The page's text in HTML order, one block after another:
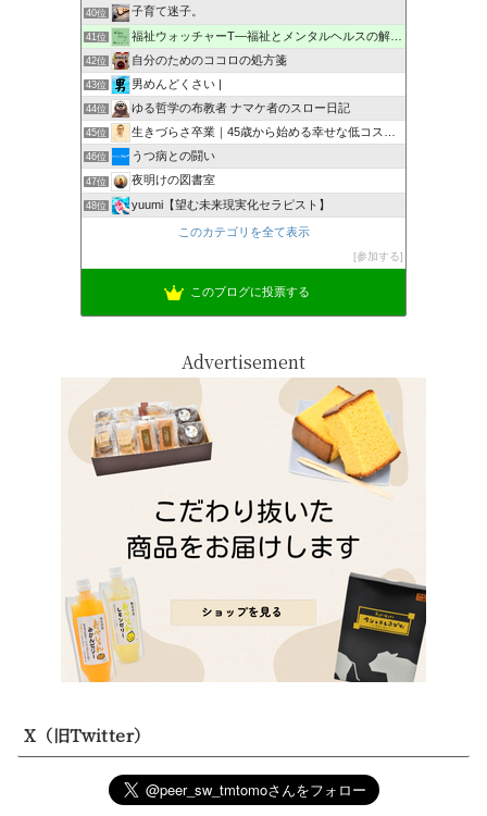
40位 子育て迷子。
41位 福祉ウォッチャーT―福祉とメンタルヘルスの解説・研究ブログ
42位 自分のためのココロの処方箋
43位 男めんどくさい |
44位 ゆる哲学の布教者 ナマケ者のスロー日記
45位 生きづらさ卒業｜45歳から始める幸せな低コスト生活
46位 うつ病との闘い
47位 夜明けの図書室
48位 yuumi【望む未来現実化セラピスト】
このカテゴリを全て表示
参加する
このブログに投票する
Advertisement
X（旧Twitter）